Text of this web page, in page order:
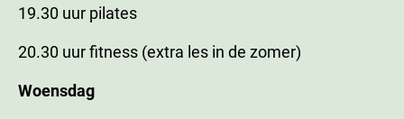
19.30 uur pilates
20.30 uur fitness (extra les in de zomer)
Woensdag